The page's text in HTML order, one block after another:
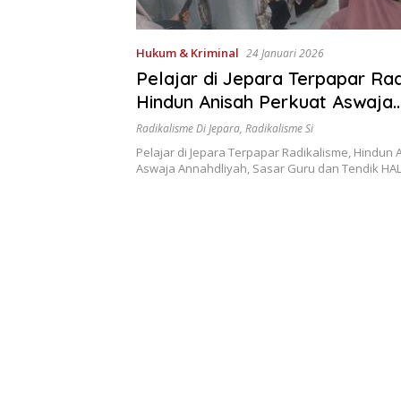
Hukum & Kriminal 24 Januari 2026
Pelajar di Jepara Terpapar
Hindun Anisah Perkuat Aswaja
Annahdliyah, Sasar Guru dan
Radikalisme Di Jepara, Radikalisme Si
Pelajar di Jepara Terpapar Radikalisme, Hindun
Aswaja Annahdliyah, Sasar Guru dan Tendik